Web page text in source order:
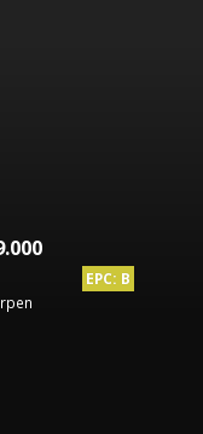
EPC: B